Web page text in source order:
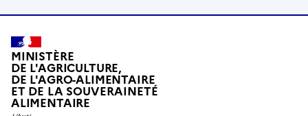
MINISTÈRE
DE L'AGRICULTURE,
DE L'AGRO-ALIMENTAIRE
ET DE LA SOUVERAINETÉ
ALIMENTAIRE